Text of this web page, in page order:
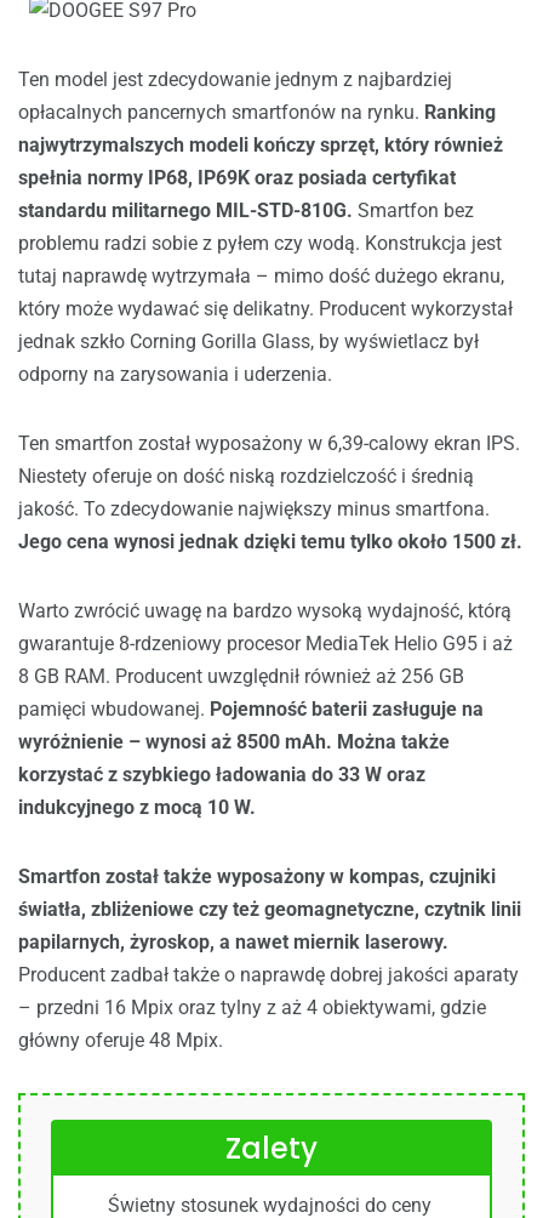
Ten model jest zdecydowanie jednym z najbardziej
opłacalnych pancernych smartfonów na rynku. Ranking
najwytrzymalszych modeli kończy sprzęt, który również
spełnia normy IP68, IP69K oraz posiada certyfikat
standardu militarnego MIL-STD-810G. Smartfon bez
problemu radzi sobie z pyłem czy wodą. Konstrukcja jest
tutaj naprawdę wytrzymała – mimo dość dużego ekranu,
który może wydawać się delikatny. Producent wykorzystał
jednak szkło Corning Gorilla Glass, by wyświetlacz był
odporny na zarysowania i uderzenia.
Ten smartfon został wyposażony w 6,39-calowy ekran IPS.
Niestety oferuje on dość niską rozdzielczość i średnią
jakość. To zdecydowanie największy minus smartfona.
Jego cena wynosi jednak dzięki temu tylko około 1500 zł.
Warto zwrócić uwagę na bardzo wysoką wydajność, którą
gwarantuje 8-rdzeniowy procesor MediaTek Helio G95 i aż
8 GB RAM. Producent uwzględnił również aż 256 GB
pamięci wbudowanej. Pojemność baterii zasługuje na
wyróżnienie – wynosi aż 8500 mAh. Można także
korzystać z szybkiego ładowania do 33 W oraz
indukcyjnego z mocą 10 W.
Smartfon został także wyposażony w kompas, czujniki
światła, zbliżeniowe czy też geomagnetyczne, czytnik linii
papilarnych, żyroskop, a nawet miernik laserowy.
Producent zadbał także o naprawdę dobrej jakości aparaty
– przedni 16 Mpix oraz tylny z aż 4 obiektywami, gdzie
główny oferuje 48 Mpix.
Zalety
Świetny stosunek wydajności do ceny